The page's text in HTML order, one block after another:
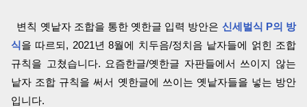
변칙 옛낱자 조합을 통한 옛한글 입력 방안은 신세벌식 P의 방
식을 따르되, 2021년 8월에 치두음/정치음 낱자들에 얽힌 조합
규칙을 고쳤습니다. 요즘한글/옛한글 자판들에서 쓰이지 않는
낱자 조합 규칙을 써서 옛한글에 쓰이는 옛낱자들을 넣는 방안
입니다.